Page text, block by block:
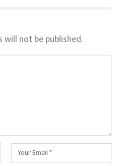
will not be published.